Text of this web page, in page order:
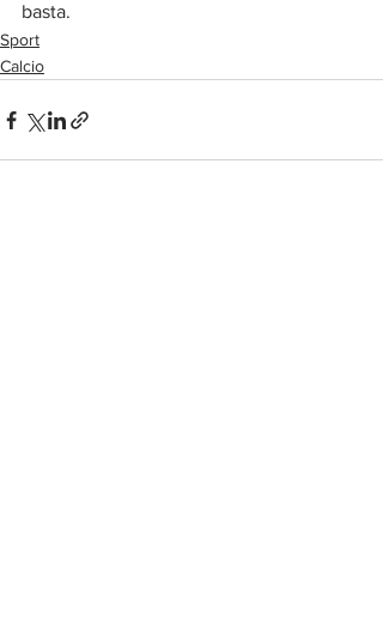
basta.
Sport
Calcio